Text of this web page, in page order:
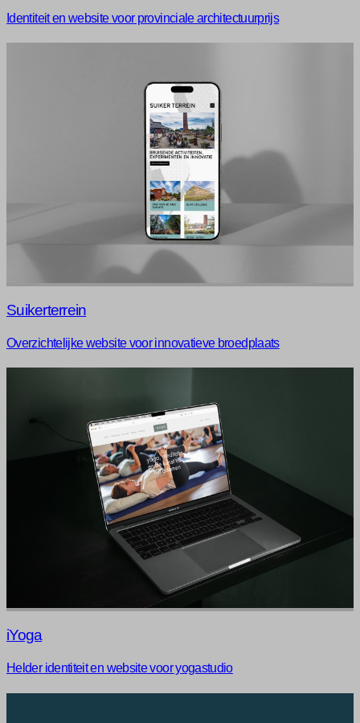
Identiteit en website voor provinciale architectuurprijs
Suikerterrein
Overzichtelijke website voor innovatieve broedplaats
iYoga
Helder identiteit en website voor yogastudio